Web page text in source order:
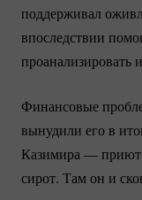
поддерживал
впоследствии
проанализировать
Финансовые
вынудили его в
Казимира —
сирот. Там он и